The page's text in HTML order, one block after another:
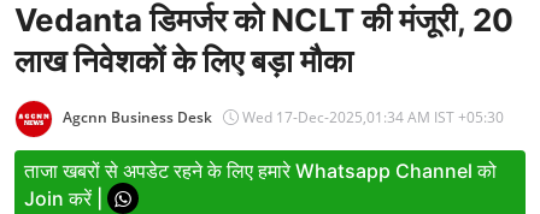
Relationship
Education
Defence & Security
Environment
Vedanta डिमर्जर को NCLT की मंजूरी, 20
लाख निवेशकों के लिए बड़ा मौका
Agcnn Business Desk Wed 17-Dec-2025,01:34 AM IST +05:30
ताजा खबरों से अपडेट रहने के लिए हमारे Whatsapp Channel को
Join करें |